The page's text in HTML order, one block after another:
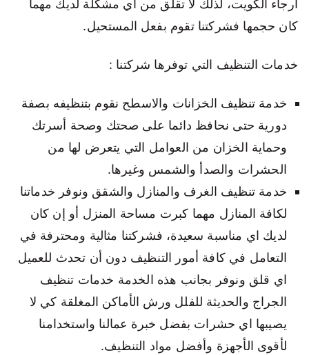
أرجاء الكويت، لذلك لا تقلق من اي مشكلة لديك مهما
كان حجمها فشركتنا تقوم بفعل المستحيل.
خدمات التنظيف التي توفرها شركتنا :
خدمة تنظيف الخزانات والاسطح نقوم بتنظيفه بصفة
دورية حتى نحافظ دائما على صحتك وصحة أسرتك
وحماية الخزان من العوامل التي يتعرض لها من
الحشرات والصدأ والشمس وغيرها.
خدمة تنظيف الغرف والمنازل والشقق ونوفر خدماتنا
لكافة المنازل مهما كبرت مساحة المنزل أو إن كان
لديك اي مناسبة سعيدة، فشركتنا مثالية ومحترفة في
التعامل في كافة أمور التنظيف دون أن تحدث للعميل
اي قلق ونوفر بجانب هذه الخدمة خدمات تنظيف
الجراج والحديثة للفلل ورش الأماكن المغلقة كي لا
يصيبها اي حشرات بفضل خبرة عمالنا واستخدامنا
لأقوى الأجهزة وأفضل مواد التنظيف.